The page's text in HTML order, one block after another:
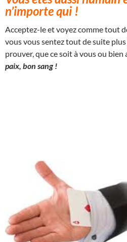
n’importe qui !
Acceptez-le et voyez comme tout
vous vous sentez tout de suite plus
prouver, que ce soit à vous ou bien
paix, bon sang !